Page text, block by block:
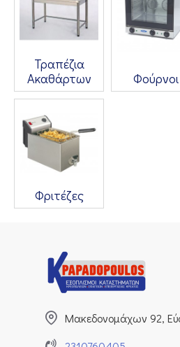
Τραπέζια
Ακαθάρτων
Φούρνοι
Φριτέζες
Μακεδονομάχων 92,